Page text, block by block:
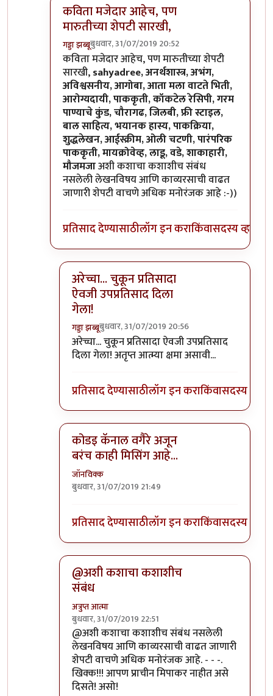
कविता मजेदार आहेच, पण
मारुतीच्या शेपटी सारखी,
गड्डा झब्बूबुधवार, 31/07/2019 20:52
In reply to:)byइरामयी
कविता मजेदार आहेच, पण मारुतीच्या शेपटी
सारखी,sahyadree, अनर्थशास्त्र, अभंग,
अविश्वसनीय, आगोबा, आता मला वाटते भिती,
आरोग्यदायी, पाककृती, कॉकटेल रेसिपी, गरम
पाण्याचे कुंड, चौरागढ, जिलबी, फ्री स्टाइल,
बाल साहित्य, भयानक हास्य, पाकक्रिया,
शुद्धलेखन, आईस्क्रीम, ओली चटणी, पारंपरिक
पाककृती, मायक्रोवेव्ह, लाडू, वडे, शाकाहारी,
मौजमजाअशी कशाचा कशाशीच संबंध
नसलेली लेखनविषय आणि काव्यरसाची वाढत
जाणारी शेपटी वाचणे अधिक मनोरंजक आहे :-))
प्रतिसाद देण्यासाठीलॉग इन कराकिंवासदस्य व्हा
अरेच्चा... चुकून प्रतिसादा
ऐवजी उपप्रतिसाद दिला
गेला!
गड्डा झब्बूबुधवार, 31/07/2019 20:56
In reply toकविता मजेदार आहेच, पण मारुतीच्या
अरेच्चा... चुकून प्रतिसादा ऐवजी उपप्रतिसाद
दिला गेला! अतृप्त आत्म्या क्षमा असावी...
प्रतिसाद देण्यासाठीलॉग इन कराकिंवासदस्य व्हा
कोडइ कॅनाल वगैरे अजून
बरंच काही मिसिंग आहे...
जॉनविक्क
बुधवार, 31/07/2019 21:49
प्रतिसाद देण्यासाठीलॉग इन कराकिंवासदस्य व्हा
@अशी कशाचा कशाशीच
संबंध
अत्रुप्त आत्मा
बुधवार, 31/07/2019 22:51
In reply toकविता मजेदार आहेच, पण मारुतीच्या
@अशी कशाचा कशाशीच संबंध नसलेली
लेखनविषय आणि काव्यरसाची वाढत जाणारी
शेपटी वाचणे अधिक मनोरंजक आहे. - - -.
खिक्क!!! आपण प्राचीन मिपाकर नाहीत असे
दिसते! असो!